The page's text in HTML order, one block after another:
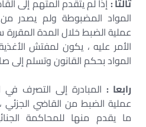
ثالثا :إذا لم يتقدم المتهم إلى
المواد المضبوطة ولم يصدر من
عملية الضبط خلال المدة المقررة
الأمر عليه ، يكون لمفتش
المواد بحكم القانون وتسلم إلى
رابعا : المبادرة إلى التصرف في
عملية الضبط من القاضي الجزئي
ما يقدم منها للمحاكمة